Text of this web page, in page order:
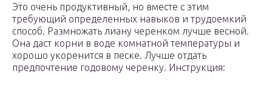
Это очень продуктивный, но вместе с этим
требующий определенных навыков и трудоемкий
способ. Размножать лиану черенком лучше весной.
Она даст корни в воде комнатной температуры и
хорошо укоренится в песке. Лучше отдать
предпочтение годовому черенку. Инструкция: